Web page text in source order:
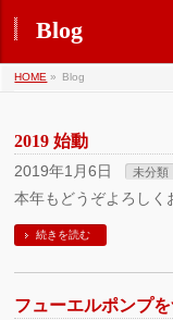
Blog
HOME » Blog
2019 始動
2019年1月6日 未分類
本年もどうぞよろしく
続きを読む
フューエルポンプ